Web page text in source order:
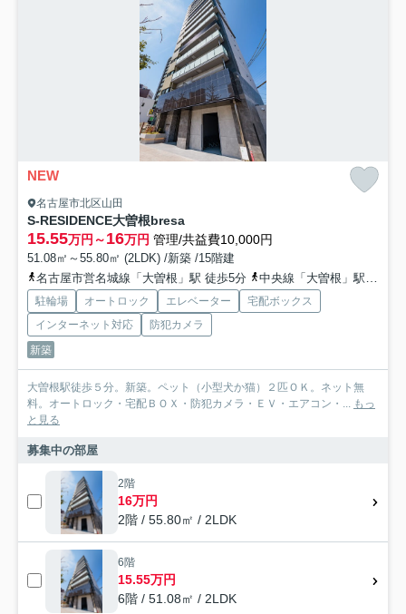
NEW
名古屋市北区山田
S-RESIDENCE大曽根bresa
15.55万円～16万円 管理/共益費10,000円
51.08㎡～55.80㎡ (2LDK) /新築 /15階建
名古屋市営名城線「大曽根」駅 徒歩5分
中央線「大曽根」駅 徒歩6分
駐輪場 オートロック エレベーター
宅配ボックス
インターネット対応
防犯カメラ
新築
大曽根駅徒歩５分。新築。ペット（小型犬か猫）２匹ＯＫ。ネット無
料。オートロック・宅配ＢＯＸ・防犯カメラ・ＥＶ・エアコン・...
もっ
と見る
募集中の部屋
2階
16万円
2階 / 55.80㎡ / 2LDK
6階
15.55万円
6階 / 51.08㎡ / 2LDK